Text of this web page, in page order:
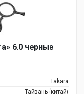
6.0 черные
Takara
Тайвань (китай)